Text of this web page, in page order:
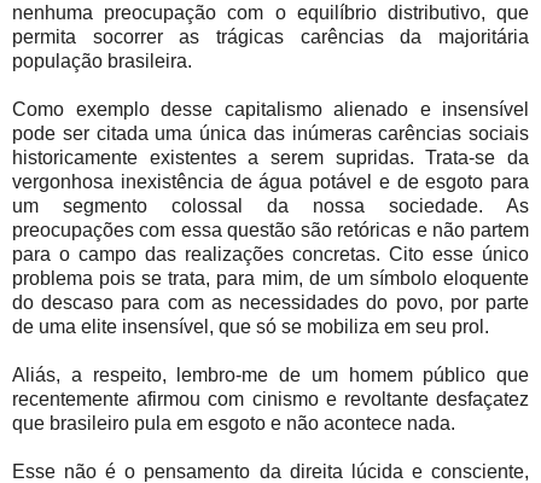
nenhuma preocupação com o equilíbrio distributivo, que
permita socorrer as trágicas carências da majoritária
população brasileira.
Como exemplo desse capitalismo alienado e insensível
pode ser citada uma única das inúmeras carências sociais
historicamente existentes a serem supridas. Trata-se da
vergonhosa inexistência de água potável e de esgoto para
um segmento colossal da nossa sociedade. As
preocupações com essa questão são retóricas e não partem
para o campo das realizações concretas. Cito esse único
problema pois se trata, para mim, de um símbolo eloquente
do descaso para com as necessidades do povo, por parte
de uma elite insensível, que só se mobiliza em seu prol.
Aliás, a respeito, lembro-me de um homem público que
recentemente afirmou com cinismo e revoltante desfaçatez
que brasileiro pula em esgoto e não acontece nada.
Esse não é o pensamento da direita lúcida e consciente,